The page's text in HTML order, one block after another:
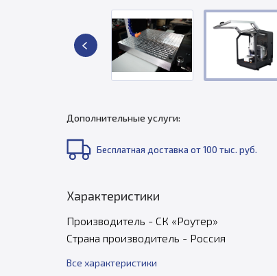
Дополнительные услуги:
Бесплатная доставка от 100 тыс. руб.
Характеристики
Производитель - СК «Роутер»
Страна производитель - Россия
Все характеристики